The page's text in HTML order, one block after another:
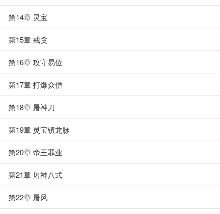
第14章 灵宝
第15章 戒贪
第16章 攻守易位
第17章 打爆众僧
第18章 屠神刀
第19章 灵宝镇龙脉
第20章 帝王罪业
第21章 屠神八式
第22章 屠风